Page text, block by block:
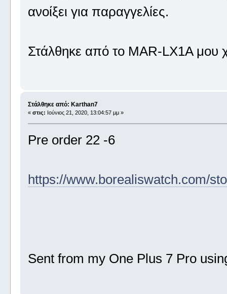
ανοίξει για παραγγελίες.
Στάλθηκε από το MAR-LX1A μου
Στάλθηκε από: Karthan7
« στις: Ιούνιος 21, 2020, 13:04:57 μμ »
Pre order 22 -6
https://www.borealiswatch.com/
Sent from my One Plus 7 Pro